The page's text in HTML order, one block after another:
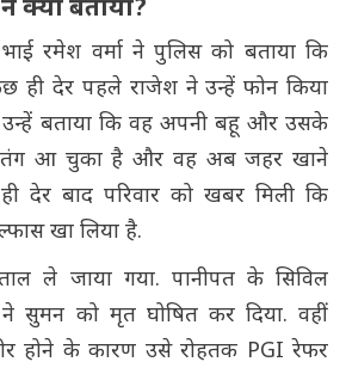
क्या बताया?
रमेश वर्मा ने पुलिस को बताया कि
ही देर पहले राजेश ने उन्हें फोन किया
उन्हें बताया कि वह अपनी बहू और उसके
तंग आ चुका है और वह अब जहर खाने
देर बाद परिवार को खबर मिली कि
खा लिया है.
ले जाया गया. पानीपत के सिविल
सुमन को मृत घोषित कर दिया. वहीं
होने के कारण उसे रोहतक PGI रेफर